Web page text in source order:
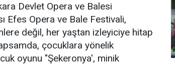
Devlet Opera ve Balesi
Efes Opera ve Bale Festivali,
değil, her yaştan izleyiciye hitap
çocuklara yönelik
oyunu "Şekeronya', minik